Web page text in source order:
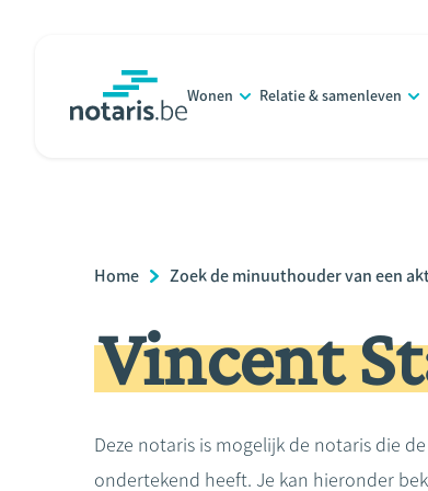
Wonen Relatie & samenleven
Breadcrumb
Home Zoek de minuuthouder van een
Vincent
Deze notaris is mogelijk de notaris die
ondertekend heeft. Je kan hieronder